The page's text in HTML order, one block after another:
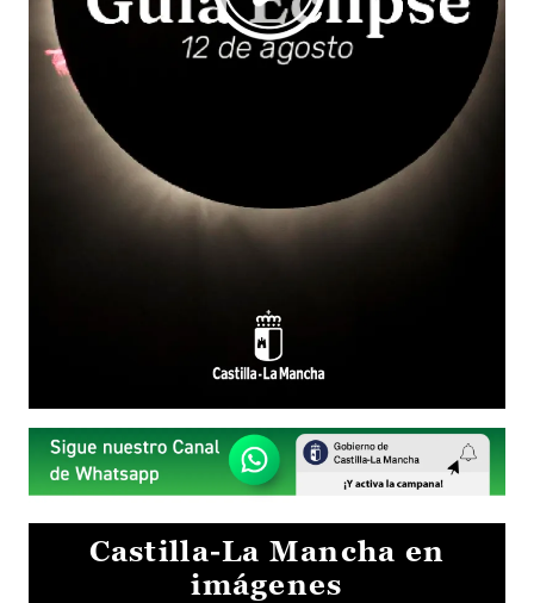
Castilla-La Mancha en
imágenes